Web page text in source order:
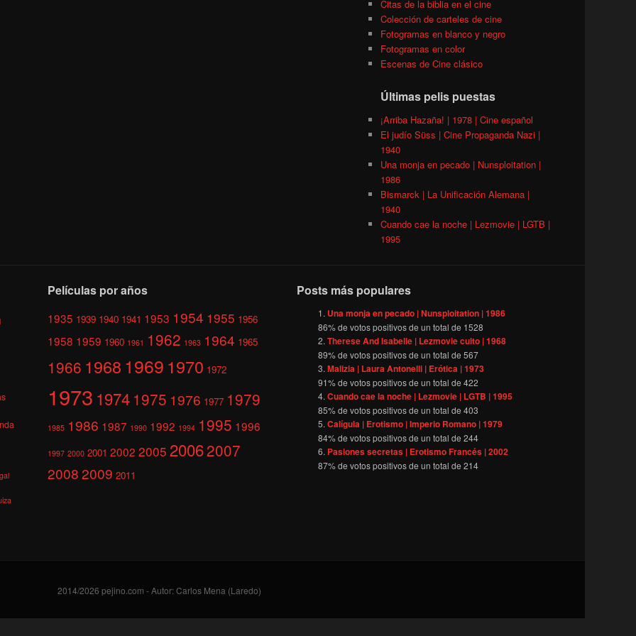
Citas de la biblia en el cine
Colección de carteles de cine
Fotogramas en blanco y negro
Fotogramas en color
Escenas de Cine clásico
Últimas pelis puestas
¡Arriba Hazaña! | 1978 | Cine español
El judío Süss | Cine Propaganda Nazi |
1940
Una monja en pecado | Nunsploitation |
1986
Bismarck | La Unificación Alemana |
1940
Cuando cae la noche | Lezmovie | LGTB |
1995
Películas por años
1935 1939 1940 1941 1953 1954 1955 1956
1958 1959 1960 1961 1962 1963 1964 1965
1966 1968 1969 1970 1972
1973 1974 1975 1976 1977 1979
1985 1986 1987 1990 1992 1994 1995 1996
1997 2000 2001 2002 2005 20062007
20082009 2011
Posts más populares
Una monja en pecado | Nunsploitation | 1986
86% de votos positivos de un total de 1528
Therese And Isabelle | Lezmovie culto | 1968
89% de votos positivos de un total de567
Malizia | Laura Antonelli | Erótica | 1973
91% de votos positivos de un total de422
Cuando cae la noche | Lezmovie | LGTB | 1995
85% de votos positivos de un total de403
Calígula | Erotismo | Imperio Romano | 1979
84% de votos positivos de un total de244
Pasiones secretas | Erotismo Francés | 2002
87% de votos positivos de un total de214
2014/2026 pejino.com - Autor: Carlos Mena (Laredo)